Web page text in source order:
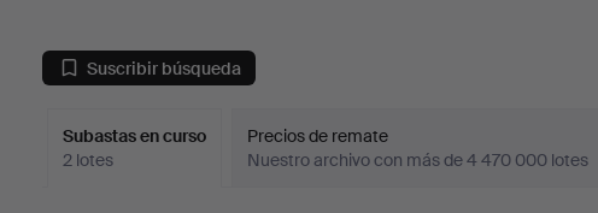
Suscribir búsqueda
Subastas en curso
2 lotes
Precios de remate
Nuestro archivo con más de 4 470 000 lotes